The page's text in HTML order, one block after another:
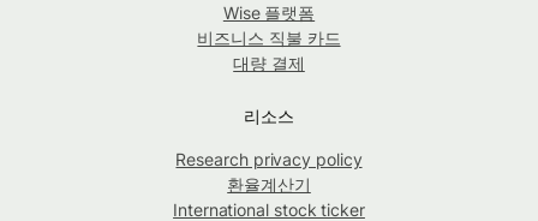
Wise 플랫폼
비즈니스 직불 카드
대량 결제
리소스
Research privacy policy
환율계산기
International stock ticker